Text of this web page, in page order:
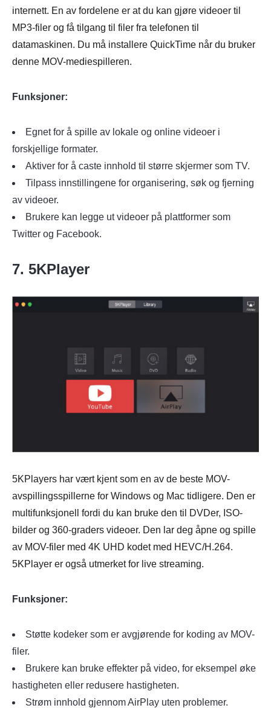
internett. En av fordelene er at du kan gjøre videoer til
MP3-filer og få tilgang til filer fra telefonen til
datamaskinen. Du må installere QuickTime når du bruker
denne MOV-mediespilleren.
Funksjoner:
Egnet for å spille av lokale og online videoer i
forskjellige formater.
Aktiver for å caste innhold til større skjermer som TV.
Tilpass innstillingene for organisering, søk og fjerning
av videoer.
Brukere kan legge ut videoer på plattformer som
Twitter og Facebook.
7. 5KPlayer
5KPlayers har vært kjent som en av de beste MOV-
avspillingsspillerne for Windows og Mac tidligere. Den er
multifunksjonell fordi du kan bruke den til DVDer, ISO-
bilder og 360-graders videoer. Den lar deg åpne og spille
av MOV-filer med 4K UHD kodet med HEVC/H.264.
5KPlayer er også utmerket for live streaming.
Funksjoner:
Støtte kodeker som er avgjørende for koding av MOV-
filer.
Brukere kan bruke effekter på video, for eksempel øke
hastigheten eller redusere hastigheten.
Strøm innhold gjennom AirPlay uten problemer.